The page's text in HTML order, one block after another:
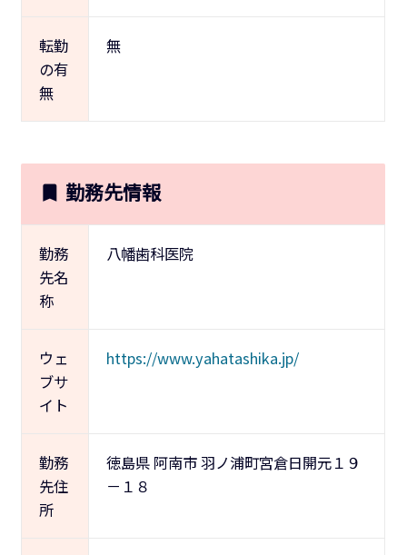
転勤
の有
無
無
勤務先情報
勤務
先名
称
八幡歯科医院
ウェ
ブサ
イト
https://www.yahatashika.jp/
勤務
先住
所
徳島県 阿南市 羽ノ浦町宮倉日開元１９
－１８